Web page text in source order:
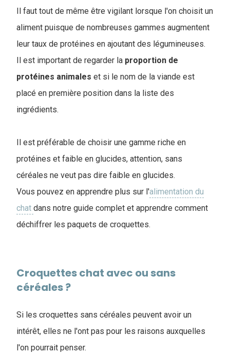
Il faut tout de même être vigilant lorsque l'on choisit un
aliment puisque de nombreuses gammes augmentent
leur taux de protéines en ajoutant des légumineuses.
Il est important de regarder la proportion de
protéines animales et si le nom de la viande est
placé en première position dans la liste des
ingrédients.
Il est préférable de choisir une gamme riche en
protéines et faible en glucides, attention, sans
céréales ne veut pas dire faible en glucides.
Vous pouvez en apprendre plus sur l'alimentation du
chat dans notre guide complet et apprendre comment
déchiffrer les paquets de croquettes.
Croquettes chat avec ou sans
céréales ?
Si les croquettes sans céréales peuvent avoir un
intérêt, elles ne l'ont pas pour les raisons auxquelles
l'on pourrait penser.